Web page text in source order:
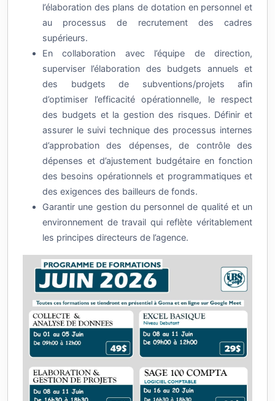
l’élaboration des plans de dotation en personnel et
au processus de recrutement des cadres
supérieurs.
En collaboration avec l’équipe de direction,
superviser l’élaboration des budgets annuels et
des budgets de subventions/projets afin
d’optimiser l’efficacité opérationnelle, le respect
des budgets et la gestion des risques. Définir et
assurer le suivi technique des processus internes
d’approbation des dépenses, de contrôle des
dépenses et d’ajustement budgétaire en fonction
des besoins opérationnels et programmatiques et
des exigences des bailleurs de fonds.
Garantir une gestion du personnel de qualité et un
environnement de travail qui reflète véritablement
les principes directeurs de l’agence.